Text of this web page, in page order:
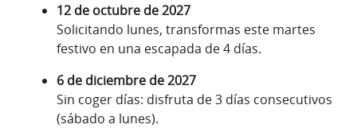
12 de octubre de 2027
Solicitando lunes, transformas este martes
festivo en una escapada de 4 días.
6 de diciembre de 2027
Sin coger días: disfruta de 3 días consecutivos
(sábado a lunes).